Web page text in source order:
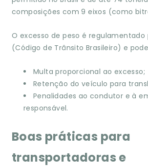
composições com 9 eixos (como
O excesso de peso é regulamentado
(Código de Trânsito Brasileiro) e
Multa proporcional ao excesso;
Retenção do veículo para
Penalidades ao condutor e à
responsável.
Boas práticas para
transportadoras e